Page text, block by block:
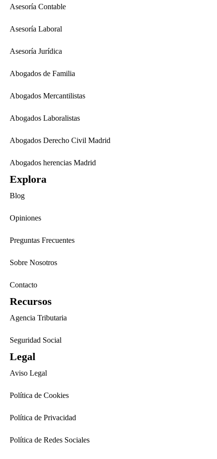
Asesoría Contable
Asesoría Laboral
Asesoría Jurídica
Abogados de Familia
Abogados Mercantilistas
Abogados Laboralistas
Abogados Derecho Civil Madrid
Abogados herencias Madrid
Explora
Blog
Opiniones
Preguntas Frecuentes
Sobre Nosotros
Contacto
Recursos
Agencia Tributaria
Seguridad Social
Legal
Aviso Legal
Política de Cookies
Política de Privacidad
Política de Redes Sociales